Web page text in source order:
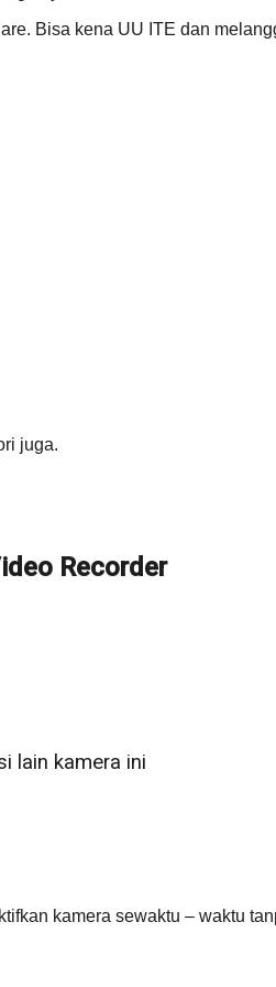
Bisa kena UU ITE dan
juga.
Recorder
lain kamera ini
kamera sewaktu – waktu